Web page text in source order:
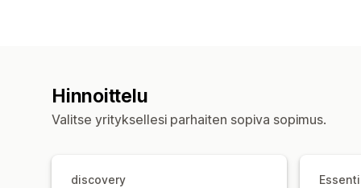
Hinnoittelu
Valitse yrityksellesi parhaiten sopiva sopimus.
discovery